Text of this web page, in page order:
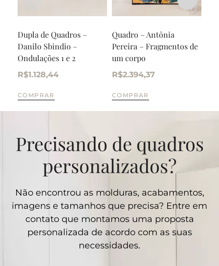
Dupla de Quadros –
Danilo Sbindio –
Ondulações 1 e 2
R$1.128,44
COMPRAR
Quadro – Antônia
Pereira – Fragmentos de
um corpo
R$2.394,37
COMPRAR
Precisando de quadros
personalizados?
Não encontrou as molduras, acabamentos,
imagens e tamanhos que precisa? Entre em
contato que montamos uma proposta
personalizada de acordo com as suas
necessidades.